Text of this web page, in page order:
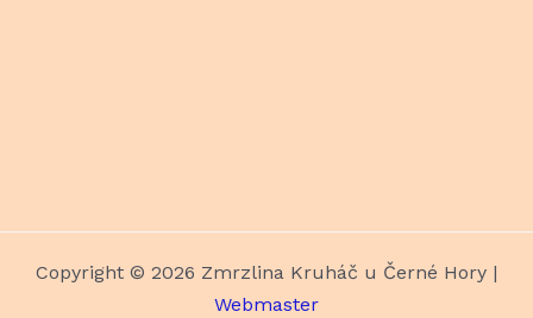
Copyright © 2026 Zmrzlina Kruháč u Černé Hory |
Webmaster